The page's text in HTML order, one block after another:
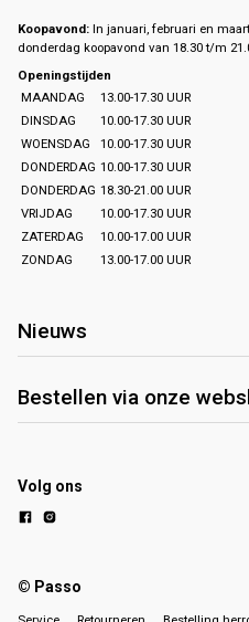
Koopavond: In januari, februari en
donderdag koopavond van 18.30 t/m
Openingstijden
MAANDAG
13.00-17.30 UUR
DINSDAG
10.00-17.30 UUR
WOENSDAG
10.00-17.30 UUR
DONDERDAG 10.00-17.30 UUR
DONDERDAG 18.30-21.00 UUR
VRIJDAG
10.00-17.30 UUR
ZATERDAG
10.00-17.00 UUR
ZONDAG
13.00-17.00 UUR
Nieuws
Bestellen via onze
Volg ons
© Passo